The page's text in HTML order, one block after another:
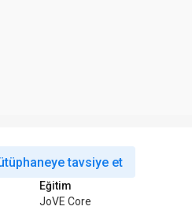
tavsiye et
Eğitim
JoVE Core